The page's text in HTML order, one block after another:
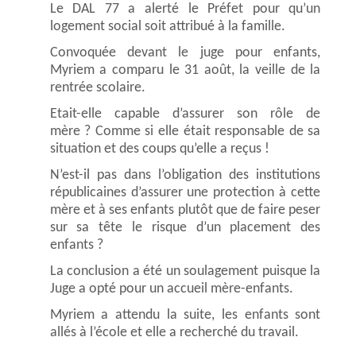
Le DAL 77 a alerté le Préfet pour qu’un
logement social soit attribué à la famille.
Convoquée devant le juge pour enfants,
Myriem a comparu le 31 août, la veille de la
rentrée scolaire.
Etait-elle capable d’assurer son rôle de
mère ? Comme si elle était responsable de sa
situation et des coups qu’elle a reçus !
N’est-il pas dans l’obligation des institutions
républicaines d’assurer une protection à cette
mère et à ses enfants plutôt que de faire peser
sur sa tête le risque d’un placement des
enfants ?
La conclusion a été un soulagement puisque la
Juge a opté pour un accueil mère-enfants.
Myriem a attendu la suite, les enfants sont
allés à l’école et elle a recherché du travail.